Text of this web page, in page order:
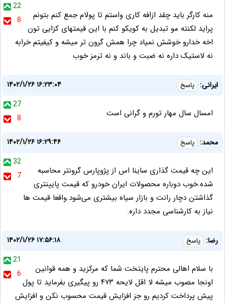
22
8
منه کارگر باید چقد ازافه کاری واستم تا پولام جمع کنم بتونم
پراید لکنته مو تبدیل به کویکو کنم با این قیمتهای کزایی تون
اخه خدارو خوشش نمیاد چرا همش گرون تر میشه و کیفیتم خرابه
نه لاستیک داره نه ضبت و باند و نه ترمز خوب
ایرانی: پاسخ
۱۴۰۲/۱/۲۶ ۱۶:۲۳:۰۴
27
8
امسال سال مهار تورم و گرانی است
محمد: پاسخ
۱۴۰۲/۱/۲۶ ۱۶:۲۹:۴۶
32
7
این چه قیمت گذاری ساینا اس از پژوپارس گرونتر محاسبه
شده.خوب دوباره محصولات ایران خودرو که قیمت پایینتری
گذاشتن دچار رانت و بازار سیاه بیشتری می‌شود.واقعا قیمت ها
نیاز به کارشناسی مجدد داره.
رضا: پاسخ
۱۴۰۲/۱/۲۶ ۱۷:۵۶:۱۸
21
6
با سلام اهالی محترم پایتخت شما که مرکزید و همه قوانین
اونجا مصوب میشه لا اقل لایحه ۴۷۳ رو پیگیری بفرماید تا پول
پیش پرداخت کردیم رو جز افزایش قیمت محسوب نکن و افزایش